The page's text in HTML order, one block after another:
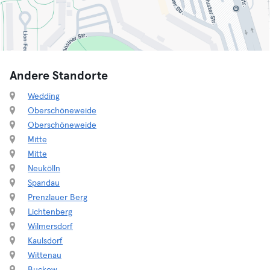
Andere Standorte
Wedding
Oberschöneweide
Oberschöneweide
Mitte
Mitte
Neukölln
Spandau
Prenzlauer Berg
Lichtenberg
Wilmersdorf
Kaulsdorf
Wittenau